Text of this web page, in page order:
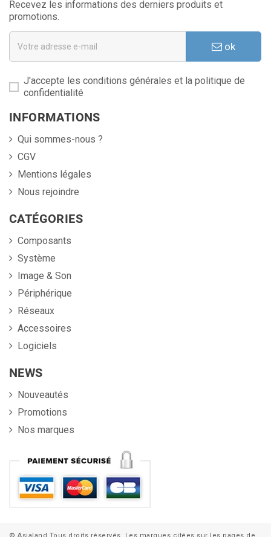
Recevez les informations des derniers produits et
promotions.
ok
J'accepte les conditions générales et la politique de
confidentialité
INFORMATIONS
Qui sommes-nous ?
CGV
Mentions légales
Nous rejoindre
CATÉGORIES
Composants
Système
Image & Son
Périphérique
Réseaux
Accessoires
Logiciels
NEWS
Nouveautés
Promotions
Nos marques